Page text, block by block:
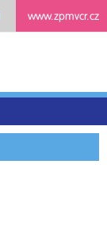
www.zpmvcr.cz